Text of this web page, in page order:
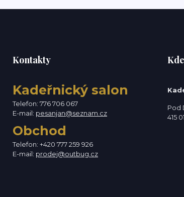
Kontakty
Kadeřnický salon
Telefon: 776 706 067
E-mail: pesanjan@seznam.cz
Obchod
Telefon: +420 777 259 926
E-mail: prodej@outbug.cz
Pod
415